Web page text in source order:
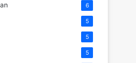
6
5
5
5